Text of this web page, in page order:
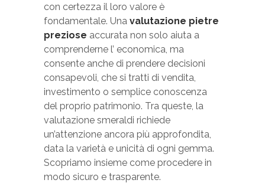
con certezza il loro valore è
fondamentale. Una valutazione pietre
preziose accurata non solo aiuta a
comprenderne l’ economica, ma
consente anche di prendere decisioni
consapevoli, che si tratti di vendita,
investimento o semplice conoscenza
del proprio patrimonio. Tra queste, la
valutazione smeraldi richiede
un’attenzione ancora più approfondita,
data la varietà e unicità di ogni gemma.
Scopriamo insieme come procedere in
modo sicuro e trasparente.